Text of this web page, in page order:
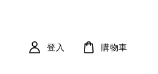
登入 購物車